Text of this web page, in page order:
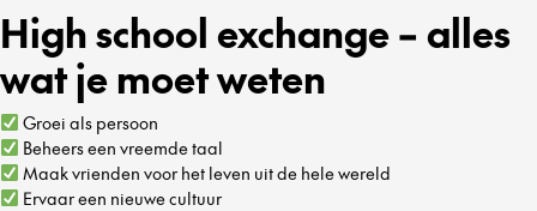
High school exchange – alles
wat je moet weten
Groei als persoon
Beheers een vreemde taal
Maak vrienden voor het leven uit de hele wereld
Ervaar een nieuwe cultuur